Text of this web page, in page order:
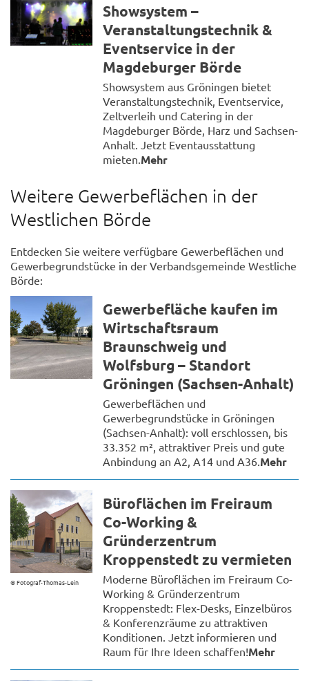
Showsystem –
Veranstaltungstechnik &
Eventservice in der
Magdeburger Börde
Showsystem aus Gröningen bietet
Veranstaltungstechnik, Eventservice,
Zeltverleih und Catering in der
Magdeburger Börde, Harz und Sachsen-
Anhalt. Jetzt Eventausstattung
mieten. Mehr
Weitere Gewerbeflächen in der
Westlichen Börde
Entdecken Sie weitere verfügbare Gewerbeflächen und
Gewerbegrundstücke in der Verbandsgemeinde Westliche
Börde:
Gewerbefläche kaufen im
Wirtschaftsraum
Braunschweig und
Wolfsburg – Standort
Gröningen (Sachsen-Anhalt)
Gewerbeflächen und
Gewerbegrundstücke in Gröningen
(Sachsen-Anhalt): voll erschlossen, bis
33.352 m², attraktiver Preis und gute
Anbindung an A2, A14 und A36.Mehr
© Fotograf-Thomas-Lein
Büroflächen im Freiraum
Co-Working &
Gründerzentrum
Kroppenstedt zu vermieten
Moderne Büroflächen im Freiraum Co-
Working & Gründerzentrum
Kroppenstedt: Flex-Desks, Einzelbüros
& Konferenzräume zu attraktiven
Konditionen. Jetzt informieren und
Raum für Ihre Ideen schaffen!Mehr